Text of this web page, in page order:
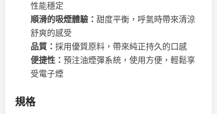
性能穩定
順滑的吸煙體驗：甜度平衡，呼氣時帶來清涼
舒爽的感受
品質：採用優質原料，帶來純正持久的口感
便捷性：預注油煙彈系統，使用方便，輕鬆享
受電子煙
規格